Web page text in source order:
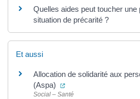
Quelles aides peut toucher une
situation de précarité ?
Et aussi
Allocation de solidarité aux
(Aspa)
(ouverture dans un
Social – Santé